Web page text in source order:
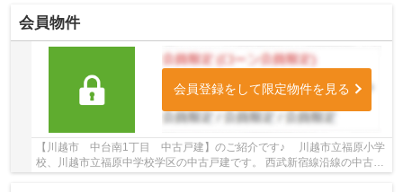
会員物件
会員登録をして限定物件を見る
【川越市 中台南1丁目 中古戸建】のご紹介です♪ 川越市立福原小学
校、川越市立福原中学校学区の中古戸建です。 西武新宿線沿線の中古戸